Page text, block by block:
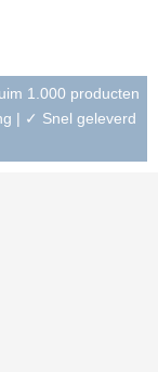
1.000 producten
| ✓ Snel geleverd